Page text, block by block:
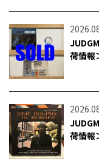
荷情報
荷情報